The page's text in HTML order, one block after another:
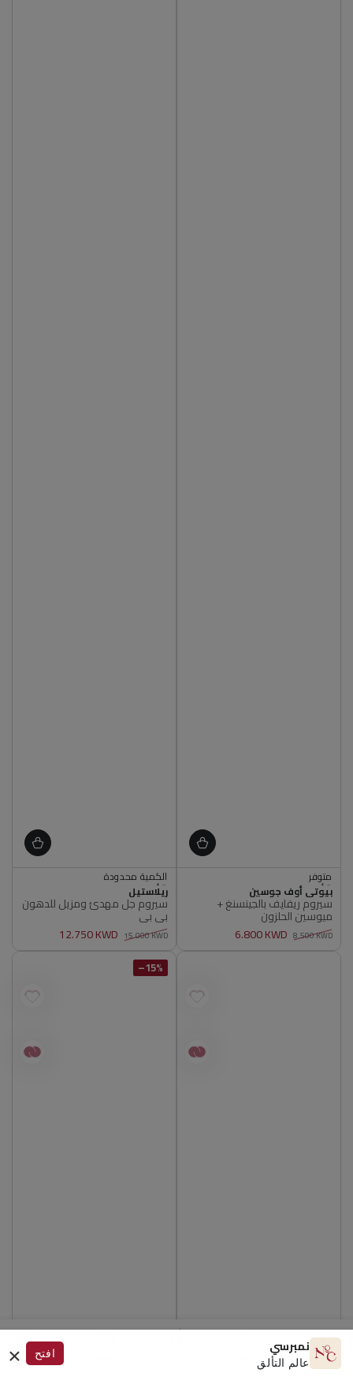
أصلي 100%
متوفر
أصلي 100%
البائع
بيوتي أوف جوسين
سيروم ريفايف بالجينسنغ +
ميوسين الحلزون
8.500 KWD
6.800 KWD
أصلي 100%
الكمية محدودة
أصلي 100%
البائع
ريلاستيل
سيروم جل مهدئ ومزيل للدهون
بي بي
عادي
15.000 KWD
12.750 KWD
15%–
الرئيسية الحساب
نمبرسي
عالم التألق
افتح ×